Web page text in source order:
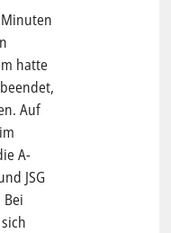
hatte
Auf
A-
JSG